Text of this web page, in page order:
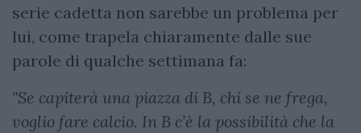
serie cadetta non sarebbe un problema per
lui, come trapela chiaramente dalle sue
parole di qualche settimana fa:
"Se capiterà una piazza di B, chi se ne frega,
voglio fare calcio. In B c’è la possibilità che la